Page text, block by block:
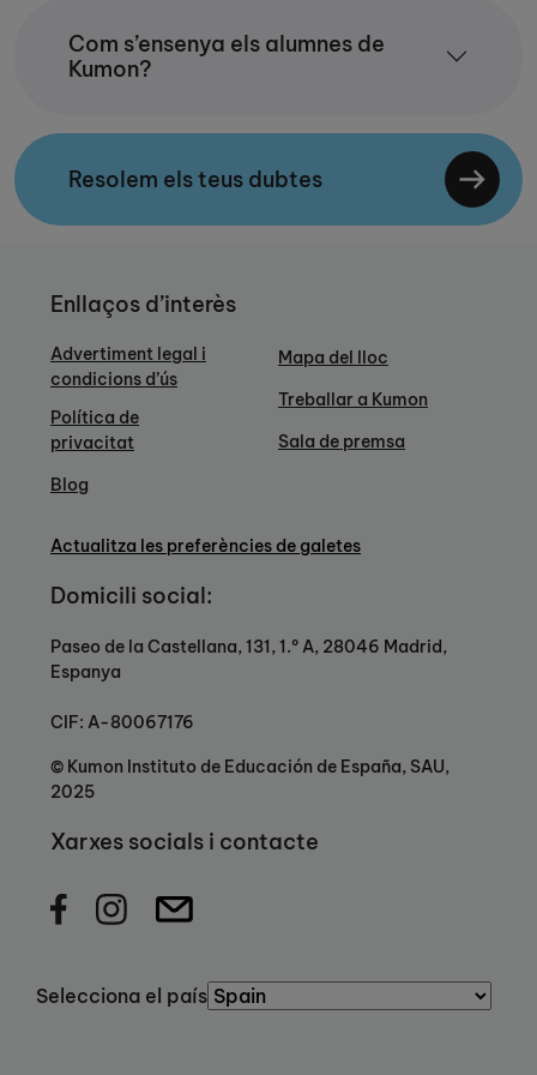
Com s’ensenya els alumnes de
Kumon?
Resolem els teus dubtes
Enllaços d’interès
Advertiment legal i
condicions d’ús
Política de
privacitat
Blog
Mapa del lloc
Treballar a Kumon
Sala de premsa
Actualitza les preferències de galetes
Domicili social:
Paseo de la Castellana, 131, 1.º A, 28046 Madrid,
Espanya
CIF: A-80067176
© Kumon Instituto de Educación de España, SAU,
2025
Xarxes socials i contacte
Selecciona el país